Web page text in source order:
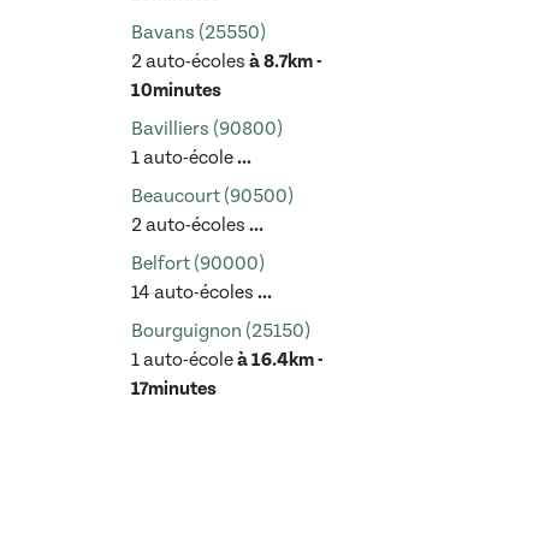
Bavans (25550)
2 auto-écoles à 8.7km -
10minutes
Bavilliers (90800)
1 auto-école...
Beaucourt (90500)
2 auto-écoles ...
Belfort (90000)
14 auto-écoles ...
Bourguignon (25150)
1 auto-écoleà 16.4km -
17minutes